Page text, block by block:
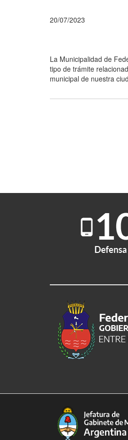
20/07/2023
La Municipalidad de
tipo de trámite
municipal de nuestra